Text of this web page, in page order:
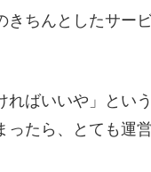
ちんとしたサー
ばいいや」とい
たら、とても運